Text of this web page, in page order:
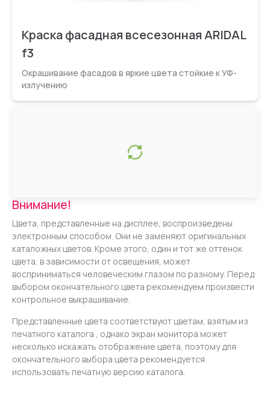
Краска фасадная всесезонная ARIDAL
f3
Окрашивание фасадов в яркие цвета стойкие к УФ-
излучению
Внимание!
Цвета, представленные на дисплее, воспроизведены
электронным способом. Они не заменяют оригинальных
каталожных цветов. Кроме этого, один и тот же оттенок
цвета, в зависимости от освещения, может
восприниматься человеческим глазом по разному. Перед
выбором окончательного цвета рекомендуем произвести
контрольное выкрашивание.
Представленные цвета соответствуют цветам, взятым из
печатного каталога , однако экран монитора может
несколько искажать отображение цвета, поэтому для
окончательного выбора цвета рекомендуется
использовать печатную версию каталога.